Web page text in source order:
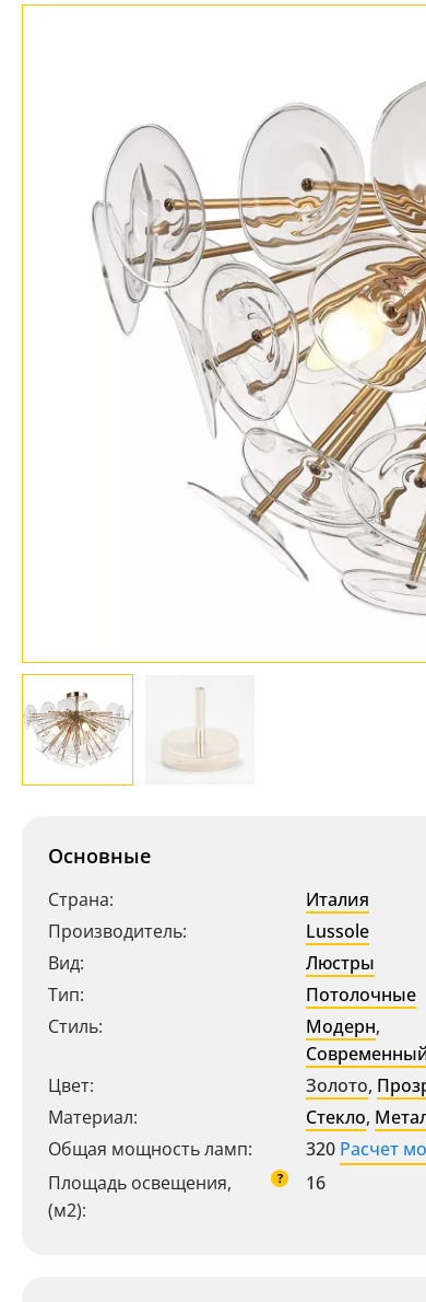
Возврат
Основные
Страна:
Италия
Производитель:
Lussole
Вид:
Люстры
Тип:
Потолочные
Стиль:
Модерн,
Цвет:
Золото,
Материал:
Стекло,
Общая мощность ламп:
320 Расчет
Площадь освещения,
(м2):
? 16